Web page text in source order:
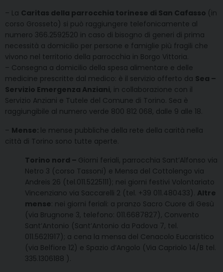
– La Caritas della parrocchia torinese di San Cafasso (in
corso Grosseto) si può raggiungere telefonicamente al
numero 366.2592520 in caso di bisogno di generi di prima
necessità a domicilio per persone e famiglie più fragili che
vivono nel territorio della parrocchia in Borgo Vittoria.
– Consegna a domicilio della spesa alimentare e delle
medicine prescritte dal medico: è il servizio offerto da Sea –
Servizio Emergenza Anziani, in collaborazione con il
Servizio Anziani e Tutele del Comune di Torino. Sea è
raggiungibile al numero verde 800 812 068, dalle 9 alle 18.
– Mense: le mense pubbliche della rete della carità nella
città di Torino sono tutte aperte.
Torino nord – Giorni feriali, parrocchia Sant’Alfonso via
Netro 3 (corso Tassoni) e Mensa del Cottolengo via
Andreis 26 (tel.011.5225111); nei giorni festivi Volontariato
Vincenziano via Saccarelli 2 (tel. +39 011.480433). Altre
mense: nei giorni feriali: a pranzo Sacro Cuore di Gesù
(via Brugnone 3, telefono: 011.6687827), Convento
Sant’Antonio (Sant’Antonio da Padova 7, tel.
011.5621917); a cena la mensa del Cenacolo Eucaristico
(via Belfiore 12) e Spazio d’Angolo (Via Capriolo 14/B tel.
335.1306188 ).